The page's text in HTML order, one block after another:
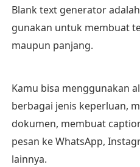
Blank text generator
gunakan untuk membuat
maupun panjang.
Kamu bisa menggunakan
berbagai jenis keperluan,
dokumen, membuat
pesan ke WhatsApp,
lainnya.